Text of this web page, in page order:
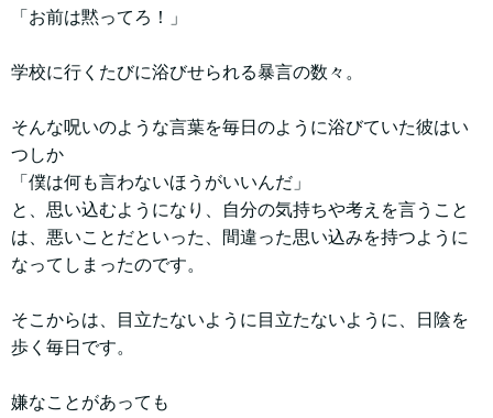
「お前は黙ってろ！」
学校に行くたびに浴びせられる暴言の数々。
そんな呪いのような言葉を毎日のように浴びていた彼はい
つしか
「僕は何も言わないほうがいいんだ」
と、思い込むようになり、自分の気持ちや考えを言うこと
は、悪いことだといった、間違った思い込みを持つように
なってしまったのです。
そこからは、目立たないように目立たないように、日陰を
歩く毎日です。
嫌なことがあっても